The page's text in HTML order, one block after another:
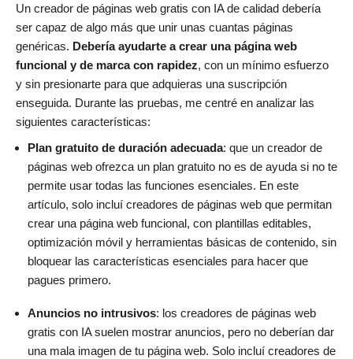
Un creador de páginas web gratis con IA de calidad debería
ser capaz de algo más que unir unas cuantas páginas
genéricas. Debería ayudarte a crear una página web
funcional y de marca con rapidez, con un mínimo esfuerzo
y sin presionarte para que adquieras una suscripción
enseguida. Durante las pruebas, me centré en analizar las
siguientes características:
Plan gratuito de duración adecuada: que un creador de
páginas web ofrezca un plan gratuito no es de ayuda si no te
permite usar todas las funciones esenciales. En este
artículo, solo incluí creadores de páginas web que permitan
crear una página web funcional, con plantillas editables,
optimización móvil y herramientas básicas de contenido, sin
bloquear las características esenciales para hacer que
pagues primero.
Anuncios no intrusivos: los creadores de páginas web
gratis con IA suelen mostrar anuncios, pero no deberían dar
una mala imagen de tu página web. Solo incluí creadores de